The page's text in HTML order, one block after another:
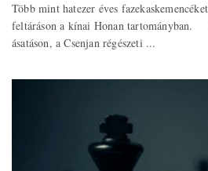
Több mint hatezer éves
feltáráson a kínai Honan
ásatáson, a Csenjan régészeti ...